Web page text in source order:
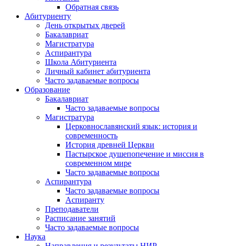
Обратная связь
Абитуриенту
День открытых дверей
Бакалавриат
Магистратура
Аспирантура
Школа Абитуриента
Личный кабинет абитуриента
Часто задаваемые вопросы
Образование
Бакалавриат
Часто задаваемые вопросы
Магистратура
Церковнославянский язык: история и
современность
История древней Церкви
Пастырское душепопечение и миссия в
современном мире
Часто задаваемые вопросы
Аспирантура
Часто задаваемые вопросы
Аспиранту
Преподаватели
Расписание занятий
Часто задаваемые вопросы
Наука